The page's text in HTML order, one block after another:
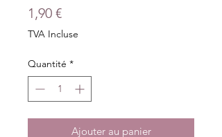
1,90 €Prix
TVA Incluse
Quantité *
Ajouter au panier